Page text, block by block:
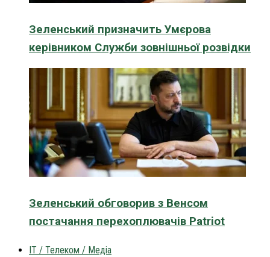
Зеленський призначить Умєрова
керівником Служби зовнішньої розвідки
Зеленський обговорив з Венсом
постачання перехоплювачів Patriot
IT / Телеком / Медіа